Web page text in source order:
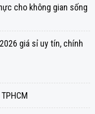
cho không gian sống
giá sỉ uy tín, chính